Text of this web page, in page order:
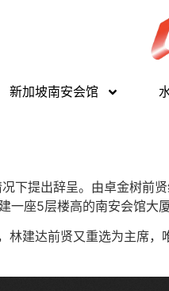
新加坡南安会馆
下提出辞呈。由卓金树前
一座5层楼高的南安会馆大厦
林建达前贤又重选为主席